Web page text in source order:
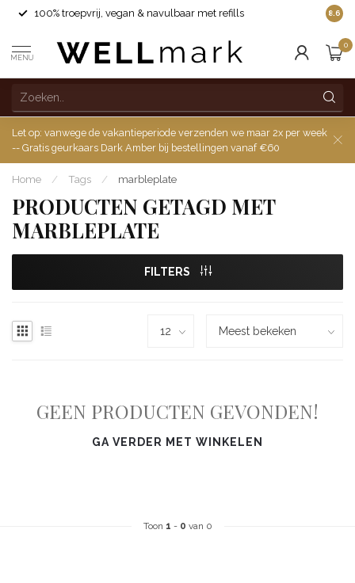
100% troepvrij, vegan & navulbaar met refills 8.6
MENU
0
Let op: vanwege de vakantieperiode verzenden we maar 2x per week
-- Gratis geurkaars Dark Amber bij bestellingen vanaf €60
Home / Tags / marbleplate
PRODUCTEN GETAGD MET
MARBLEPLATE
FILTERS
GEEN PRODUCTEN GEVONDEN!
GA VERDER MET WINKELEN
Toon 1 - 0 van 0